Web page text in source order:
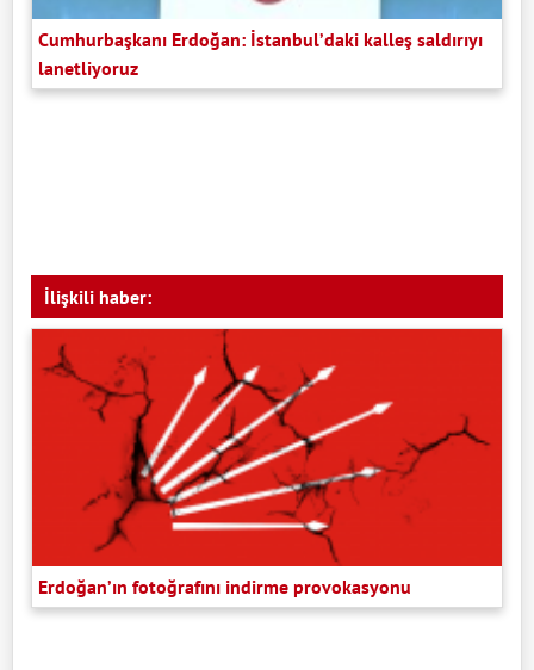
Cumhurbaşkanı Erdoğan: İstanbul’daki kalleş saldırıyı
lanetliyoruz
İlişkili haber:
Erdoğan’ın fotoğrafını indirme provokasyonu